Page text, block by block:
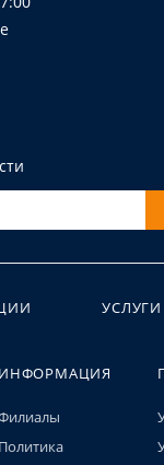
УСЛУГИ
ИНФОРМАЦИЯ
Политика